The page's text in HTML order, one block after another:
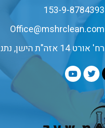
153-9-8784393
Office@mshrclean.com
רח' אורט 14 אזה"ת הישן, נתניה